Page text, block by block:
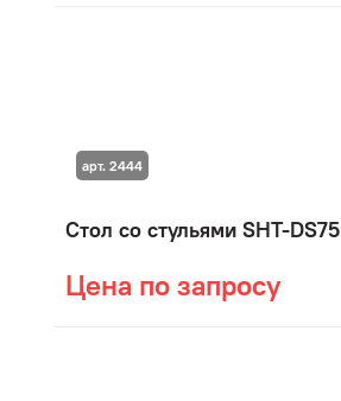
Стол со стульями SHT-DS75
Цена по запросу
арт. 2444